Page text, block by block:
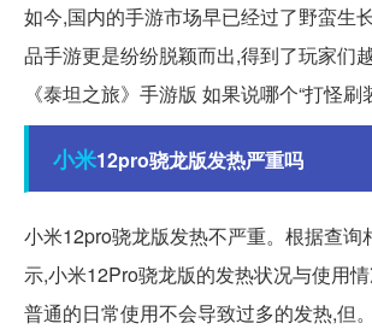
如今,国内的手游市场早已经过了野蛮生
品手游更是纷纷脱颖而出,得到了玩家们
《泰坦之旅》手游版 如果说哪个“打怪刷
小米12pro骁龙版发热严重吗
小米12pro骁龙版发热不严重。根据查询
示,小米12Pro骁龙版的发热状况与使用
普通的日常使用不会导致过多的发热,但。